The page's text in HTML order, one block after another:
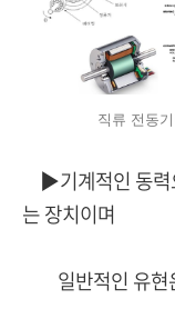
직류 전동
▶기계적인 동력
는 장치이며
일반적인 유현